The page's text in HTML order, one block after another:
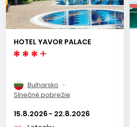
HOTEL YAVOR PALACE
Bulharsko
Slnečné pobrežie
15.8.2026 - 22.8.2026